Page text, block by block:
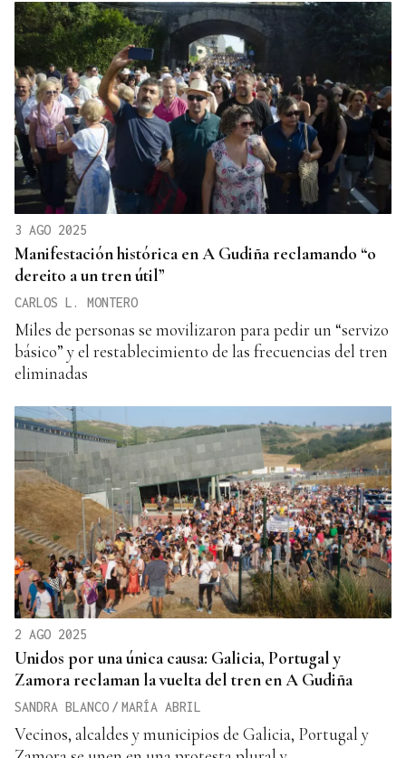
3 AGO 2025
Manifestación histórica en A Gudiña reclamando “o
dereito a un tren útil”
CARLOS L. MONTERO
Miles de personas se movilizaron para pedir un “servizo
básico” y el restablecimiento de las frecuencias del tren
eliminadas
2 AGO 2025
Unidos por una única causa: Galicia, Portugal y
Zamora reclaman la vuelta del tren en A Gudiña
SANDRA BLANCO / MARÍA ABRIL
Vecinos, alcaldes y municipios de Galicia, Portugal y